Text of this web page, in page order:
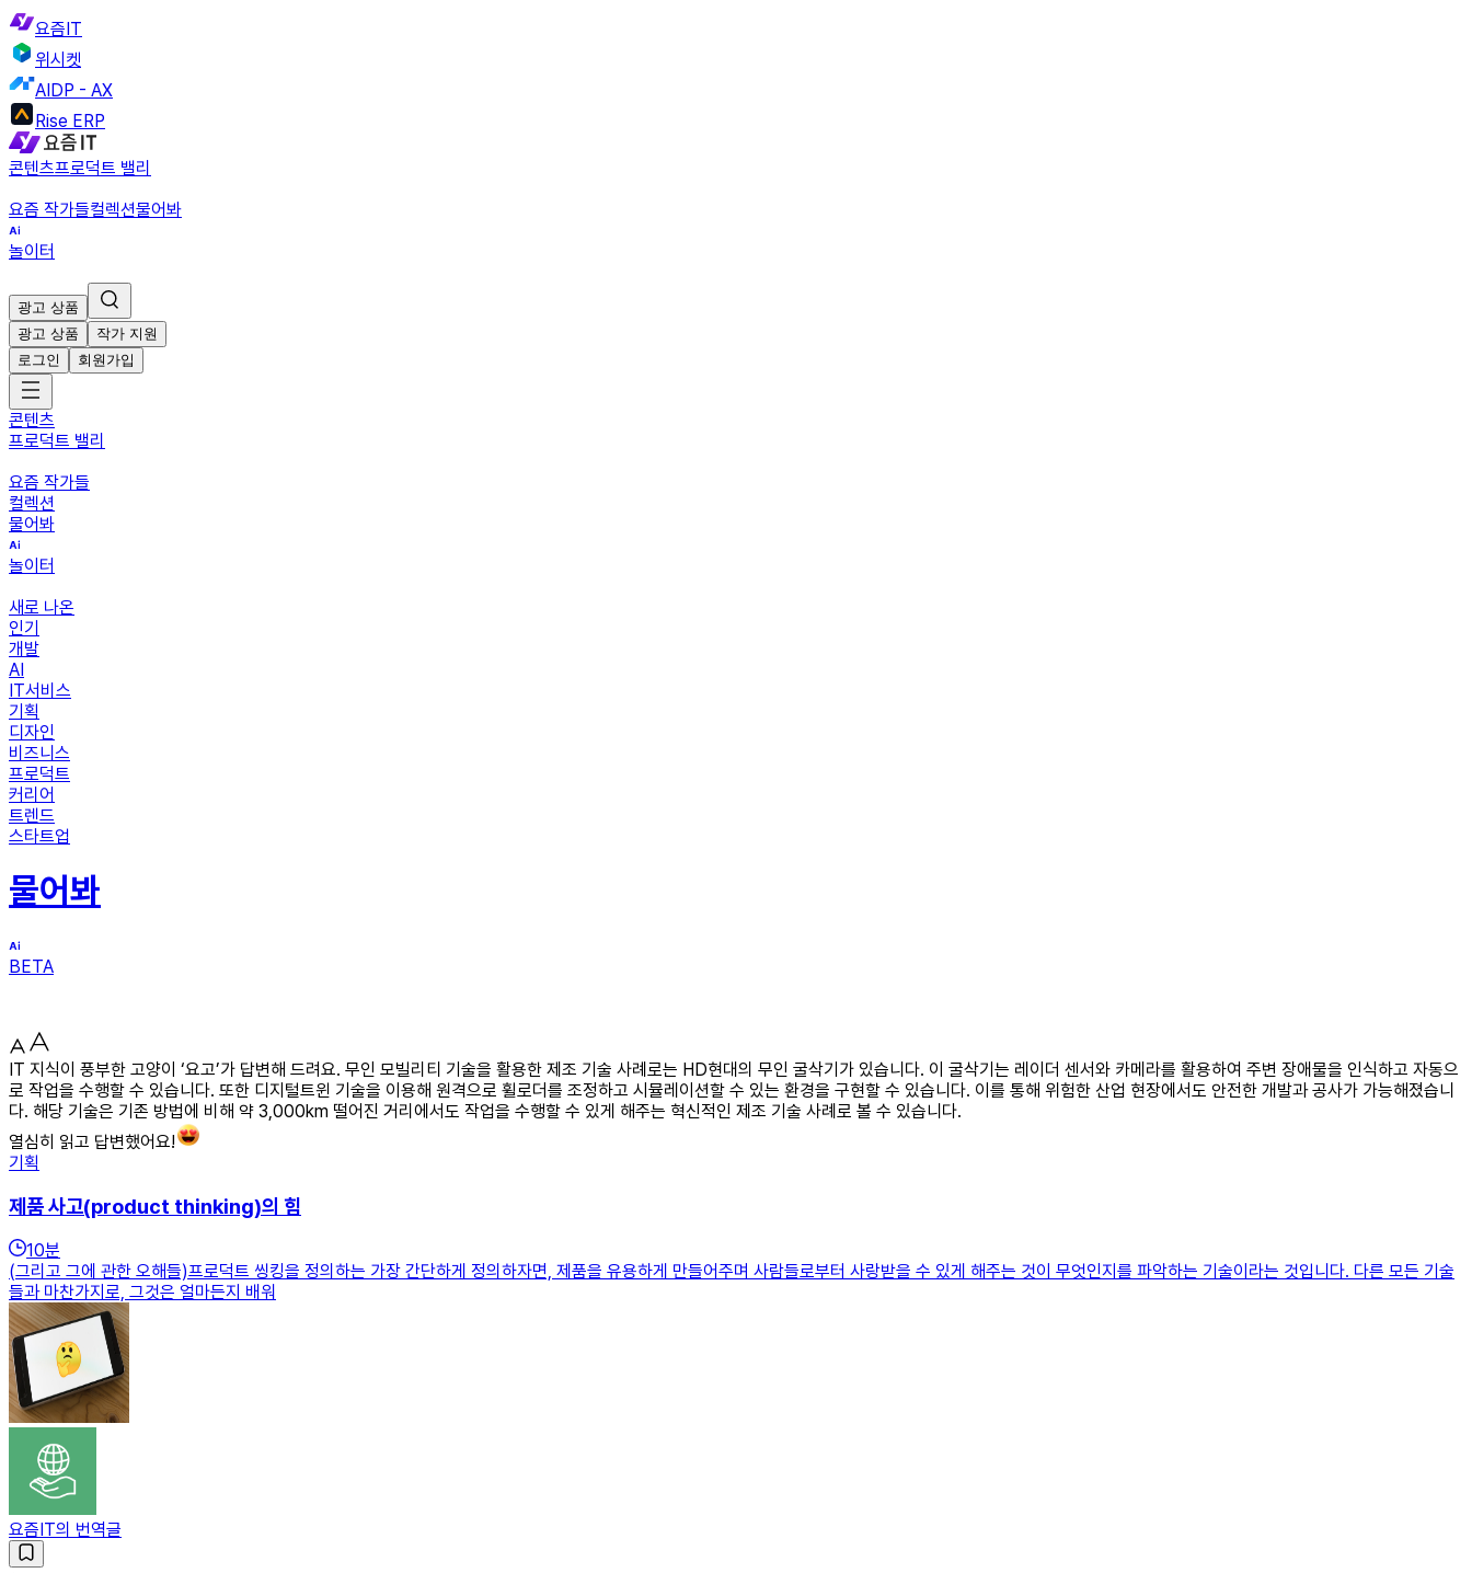
요즘IT
위시켓
AIDP - AX
Rise ERP
콘텐츠프로덕트 밸리
요즘 작가들컬렉션물어봐
놀이터
광고 상품
광고 상품
작가 지원
로그인
회원가입
콘텐츠
프로덕트 밸리
요즘 작가들
컬렉션
물어봐
놀이터
새로 나온
인기
개발
AI
IT서비스
기획
디자인
비즈니스
프로덕트
커리어
트렌드
스타트업
물어봐
BETA
IT 지식이 풍부한 고양이 ‘요고’가 답변해 드려요. 무인 모빌리티 기술을 활용한 제조 기술 사례로는 HD현대의 무인 굴삭기가 있습니다. 이 굴삭기는 레이더 센서와 카메라를 활용하여 주변 장애물을 인식하고 자동으
로 작업을 수행할 수 있습니다. 또한 디지털트윈 기술을 이용해 원격으로 휠로더를 조정하고 시뮬레이션할 수 있는 환경을 구현할 수 있습니다. 이를 통해 위험한 산업 현장에서도 안전한 개발과 공사가 가능해졌습니
다. 해당 기술은 기존 방법에 비해 약 3,000km 떨어진 거리에서도 작업을 수행할 수 있게 해주는 혁신적인 제조 기술 사례로 볼 수 있습니다.
열심히 읽고 답변했어요!
기획
제품 사고(product thinking)의 힘
10분
(그리고 그에 관한 오해들)프로덕트 씽킹을 정의하는 가장 간단하게 정의하자면, 제품을 유용하게 만들어주며 사람들로부터 사랑받을 수 있게 해주는 것이 무엇인지를 파악하는 기술이라는 것입니다. 다른 모든 기술
들과 마찬가지로, 그것은 얼마든지 배워
요즘IT의 번역글